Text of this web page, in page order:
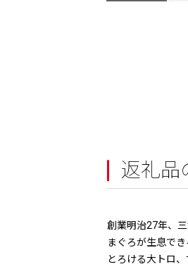
返礼品
創業明治27年、
まぐろが生息で
とろける大トロ